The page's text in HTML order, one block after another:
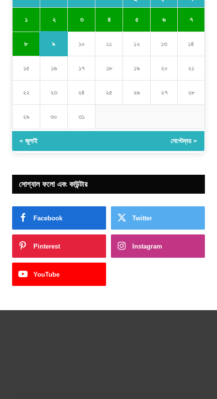
১ ২ ৩ ৪ ৫ ৬ ৭
৮ ৯ ১০ ১১ ১২ ১৩ ১৪
১৫ ১৬ ১৭ ১৮ ১৯ ২০ ২১
২২ ২৩ ২৪ ২৫ ২৬ ২৭ ২৮
২৯ ৩০ ৩১
« জুলাই সেপ্টেম্বর »
সোশ্যাল ফলো এবং কাউন্টার
Facebook Twitter
Pinterest Instagram
YouTube